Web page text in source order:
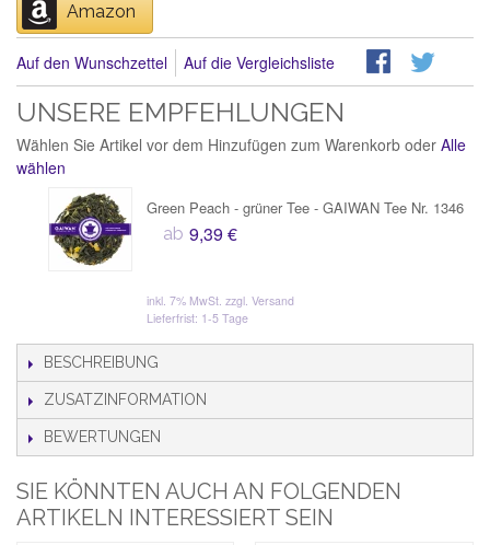
Amazon
Auf den Wunschzettel Auf die Vergleichsliste
UNSERE EMPFEHLUNGEN
Wählen Sie Artikel vor dem Hinzufügen zum Warenkorb oder Alle
wählen
Green Peach - grüner Tee - GAIWAN Tee Nr. 1346
ab 9,39 €
inkl. 7% MwSt. zzgl. Versand
Lieferfrist: 1-5 Tage
BESCHREIBUNG
ZUSATZINFORMATION
BEWERTUNGEN
SIE KÖNNTEN AUCH AN FOLGENDEN
ARTIKELN INTERESSIERT SEIN